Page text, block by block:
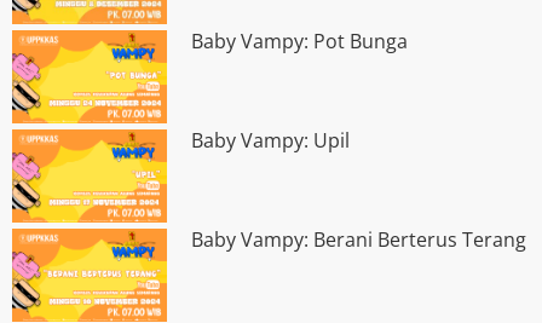
Baby Vampy: Pot Bunga
Baby Vampy: Upil
Baby Vampy: Berani Berterus Terang